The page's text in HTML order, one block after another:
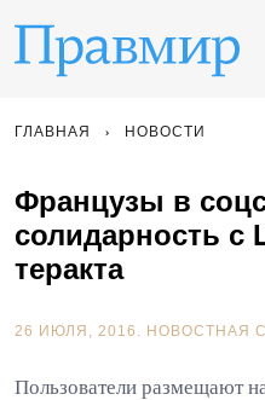
ГЛАВНАЯ НОВОСТИ
Французы в
солидарность с
теракта
26 ИЮЛЯ, 2016. НОВОСТНАЯ
Пользователи размещают